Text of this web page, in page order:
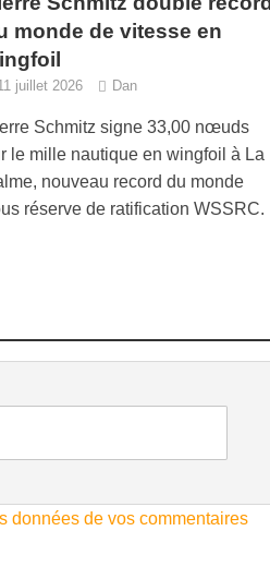
monde de vitesse en
juillet 2026 Dan
Schmitz signe 33,00 nœuds
le mille nautique en wingfoil à La
nouveau record du monde
réserve de ratification WSSRC.
données de vos commentaires